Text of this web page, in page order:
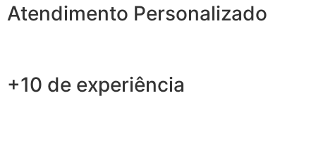
Atendimento Personalizado
+10 de experiência